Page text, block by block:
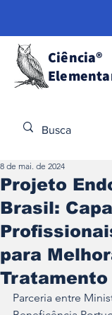
Ciência®
Projeto
Brasil:
para
Tratamento
8 de mai. de 2024
Parceria entre